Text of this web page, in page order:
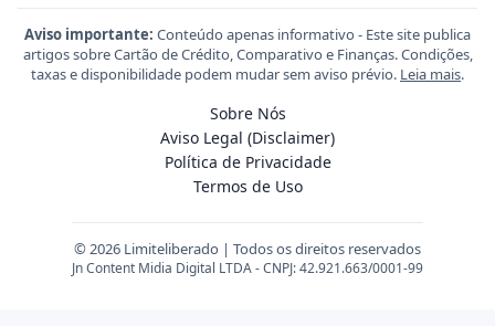
Aviso importante: Conteúdo apenas informativo - Este site publica
artigos sobre Cartão de Crédito, Comparativo e Finanças. Condições,
taxas e disponibilidade podem mudar sem aviso prévio. Leia mais.
Sobre Nós
Aviso Legal (Disclaimer)
Política de Privacidade
Termos de Uso
© 2026 Limiteliberado | Todos os direitos reservados
Jn Content Midia Digital LTDA - CNPJ: 42.921.663/0001-99